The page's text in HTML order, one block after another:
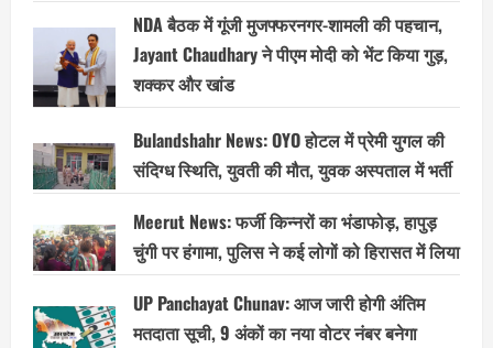
NDA बैठक में गूंजी मुजफ्फरनगर-शामली की पहचान,
Jayant Chaudhary ने पीएम मोदी को भेंट किया गुड़,
शक्कर और खांड
Bulandshahr News: OYO होटल में प्रेमी युगल की
संदिग्ध स्थिति, युवती की मौत, युवक अस्पताल में भर्ती
Meerut News: फर्जी किन्नरों का भंडाफोड़, हापुड़
चुंगी पर हंगामा, पुलिस ने कई लोगों को हिरासत में लिया
UP Panchayat Chunav: आज जारी होगी अंतिम
मतदाता सूची, 9 अंकों का नया वोटर नंबर बनेगा